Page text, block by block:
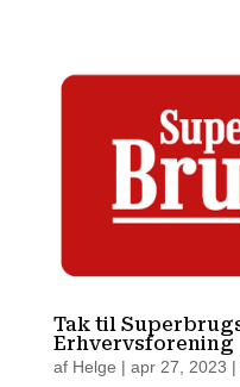
Tak til
Erhvervsforening
af Helge | apr 27, 2023 |